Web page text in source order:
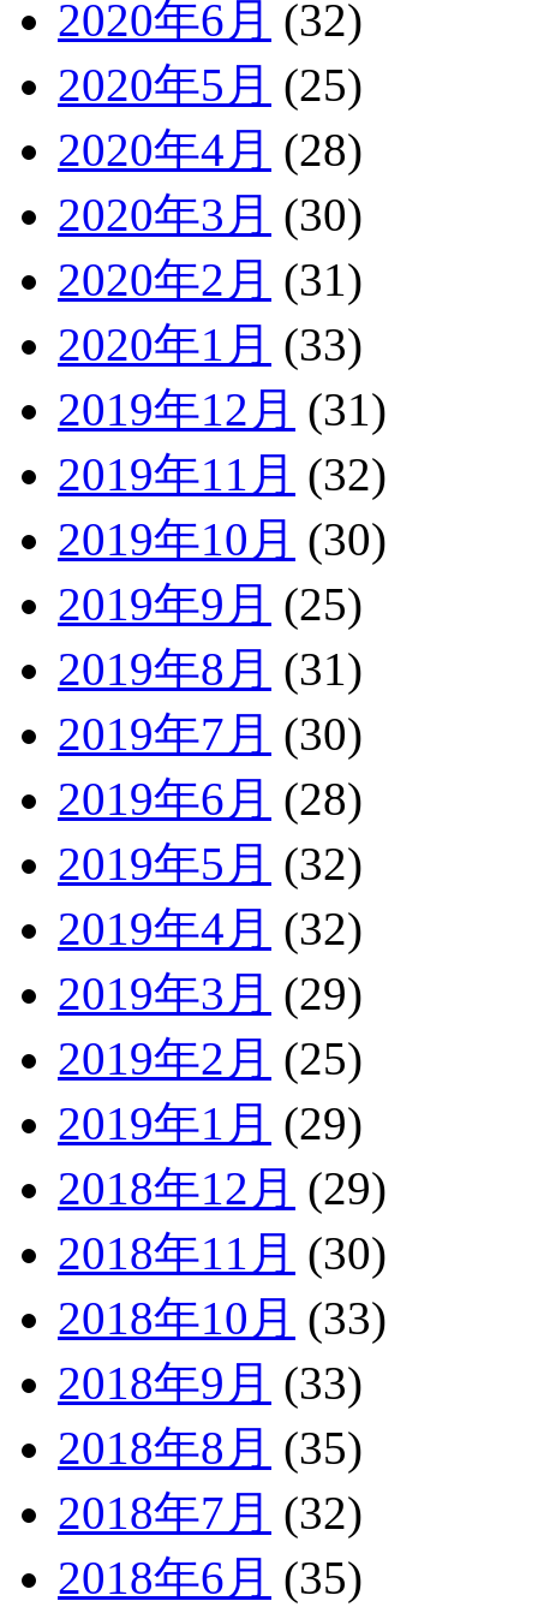
2020年6月 (32)
2020年5月 (25)
2020年4月 (28)
2020年3月 (30)
2020年2月 (31)
2020年1月 (33)
2019年12月 (31)
2019年11月 (32)
2019年10月 (30)
2019年9月 (25)
2019年8月 (31)
2019年7月 (30)
2019年6月 (28)
2019年5月 (32)
2019年4月 (32)
2019年3月 (29)
2019年2月 (25)
2019年1月 (29)
2018年12月 (29)
2018年11月 (30)
2018年10月 (33)
2018年9月 (33)
2018年8月 (35)
2018年7月 (32)
2018年6月 (35)